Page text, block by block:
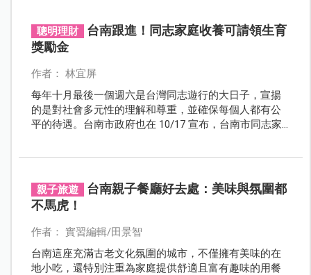
聰明理財
台南跟進！同志家庭收養可請領生育
獎勵金
作者： 林宜屏
每年十月最後一個週六是台灣同志遊行的大日子，宣揚
的是對社會多元性的理解和尊重，並確保每個人都有公
平的待遇。台南市政府也在 10/17 宣布，台南市同志家
親子旅遊
台南親子餐廳好去處：美味與氛圍都
不馬虎！
作者： 實習編輯/田景智
台南這座充滿古老文化氛圍的城市，不僅擁有美味的在
地小吃，還特別注重為家庭提供舒適且富有趣味的用餐